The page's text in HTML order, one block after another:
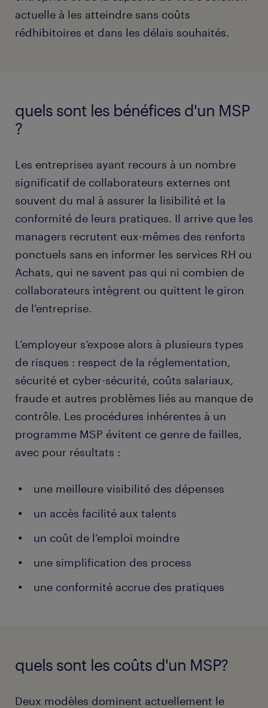
actuelle à les atteindre sans coûts
rédhibitoires et dans les délais souhaités.
quels sont les bénéfices d'un MSP
?
Les entreprises ayant recours à un nombre
significatif de collaborateurs externes ont
souvent du mal à assurer la lisibilité et la
conformité de leurs pratiques. Il arrive que les
managers recrutent eux-mêmes des renforts
ponctuels sans en informer les services RH ou
Achats, qui ne savent pas qui ni combien de
collaborateurs intègrent ou quittent le giron
de l’entreprise.
L’employeur s’expose alors à plusieurs types
de risques : respect de la réglementation,
sécurité et cyber-sécurité, coûts salariaux,
fraude et autres problèmes liés au manque de
contrôle. Les procédures inhérentes à un
programme MSP évitent ce genre de failles,
avec pour résultats :
une meilleure visibilité des dépenses
un accès facilité aux talents
un coût de l’emploi moindre
une simplification des process
une conformité accrue des pratiques
quels sont les coûts d'un MSP?
Deux modèles dominent actuellement le